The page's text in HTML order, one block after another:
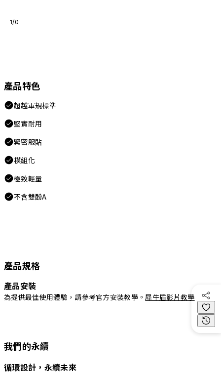
1/0
產品特色
超越軍規標準
堅實耐用
緊密服貼
模組化
極致輕量
不含雙酚A
產品規格
產品安裝
為提供最佳使用體驗，請參考官方安裝教學。 犀牛盾影片教學
我們的永續
循環設計，永續未來